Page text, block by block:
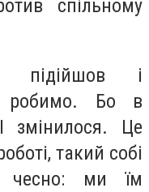
спільному
підійшов і
робимо. Бо в
змінилося. Це
такий собі
чесно: ми їм